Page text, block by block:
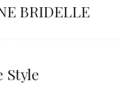
BRIDELLE
Style